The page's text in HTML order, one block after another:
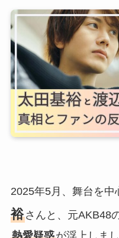
2025年5月、舞台を中
裕さんと、元AKB48